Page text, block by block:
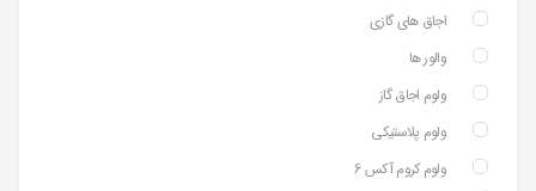
اجاق های گازی
والور ها
ولوم اجاق گاز
ولوم پلاستیکی
ولوم کروم آکس 6